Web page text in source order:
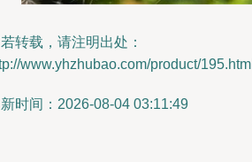
转载，请注明出处：
www.yhzhubao.com/product/195.html
时间：2026-08-04 03:11:49